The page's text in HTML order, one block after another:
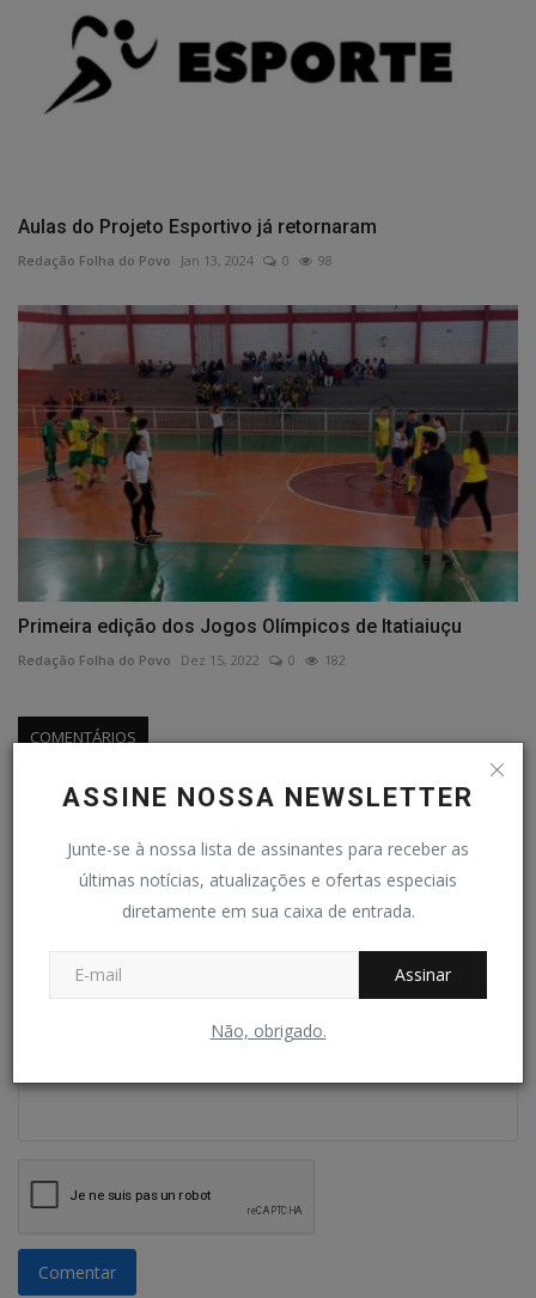
ASSINE NOSSA NEWSLETTER
Junte-se à nossa lista de assinantes para receber as
últimas notícias, atualizações e ofertas especiais
diretamente em sua caixa de entrada.
Assinar
Não, obrigado.
Aulas do Projeto Esportivo já retornaram
Redação Folha do Povo Jan 13, 2024 0 98
Primeira edição dos Jogos Olímpicos de Itatiaiuçu
Redação Folha do Povo Dez 15, 2022 0 182
COMENTÁRIOS
Nome
Comentário
Comentar